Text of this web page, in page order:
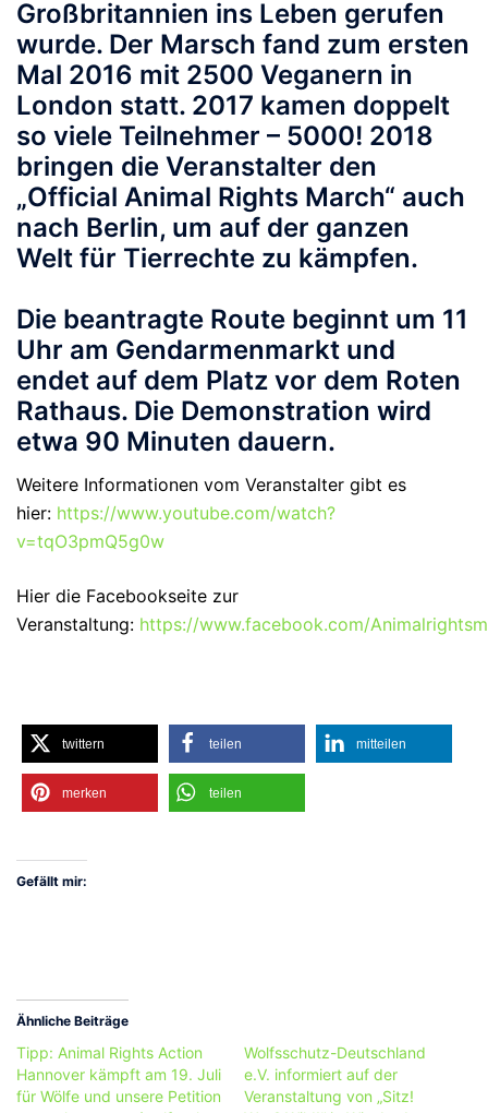
Großbritannien ins Leben gerufen
wurde. Der Marsch fand zum ersten
Mal 2016 mit 2500 Veganern in
London statt. 2017 kamen doppelt
so viele Teilnehmer – 5000! 2018
bringen die Veranstalter den
„Official Animal Rights March“ auch
nach Berlin, um auf der ganzen
Welt für Tierrechte zu kämpfen.
Die beantragte Route beginnt um 11
Uhr am Gendarmenmarkt und
endet auf dem Platz vor dem Roten
Rathaus. Die Demonstration wird
etwa 90 Minuten dauern.
Weitere Informationen vom Veranstalter gibt es
hier: https://www.youtube.com/watch?
v=tqO3pmQ5g0w
Hier die Facebookseite zur
Veranstaltung: https://www.facebook.com/
twittern teilen mitteilen
merken teilen
Gefällt mir:
Ähnliche Beiträge
Tipp: Animal Rights Action
Hannover kämpft am 19. Juli
für Wölfe und unsere Petition
Wolfsschutz-Deutschland
e.V. informiert auf der
Veranstaltung von „Sitz!